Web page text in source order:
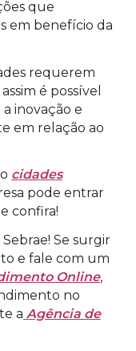
que
em benefício da
requerem
assim é possível
inovação e
em relação ao
cidades
pode entrar
confira!
Se surgir
e fale com um
Online,
no
a Agência de